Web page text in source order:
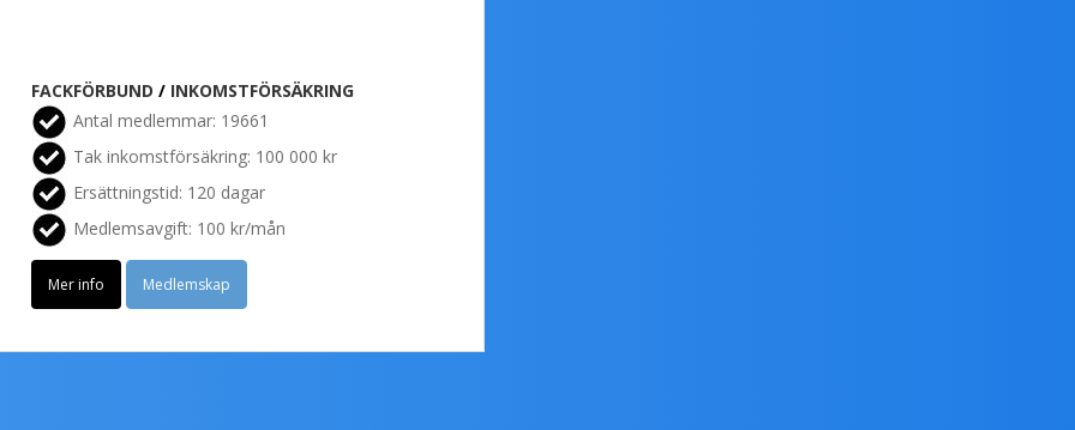
FACKFÖRBUND / INKOMSTFÖRSÄKRING
Antal medlemmar: 19661
Tak inkomstförsäkring: 100 000 kr
Ersättningstid: 120 dagar
Medlemsavgift: 100 kr/mån
Mer info Medlemskap